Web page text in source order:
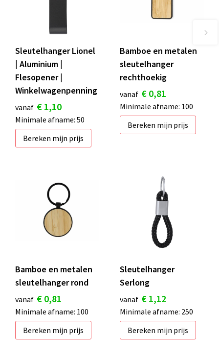
Sleutelhanger Lionel
| Aluminium |
Flesopener |
Winkelwagenpenning
vanaf € 1,10
Minimale afname: 50
Bereken mijn prijs
Bamboe en metalen
sleutelhanger
rechthoekig
vanaf € 0,81
Minimale afname: 100
Bereken mijn prijs
Bamboe en metalen
sleutelhanger rond
vanaf € 0,81
Minimale afname: 100
Bereken mijn prijs
Sleutelhanger
Serlong
vanaf € 1,12
Minimale afname: 250
Bereken mijn prijs